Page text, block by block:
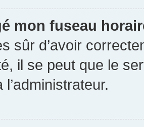
mon fuseau
sûr d’avoir
il se peut que le
l’administrateur.